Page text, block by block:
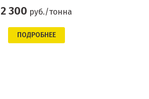
2 300 руб./тонна
ПОДРОБНЕЕ